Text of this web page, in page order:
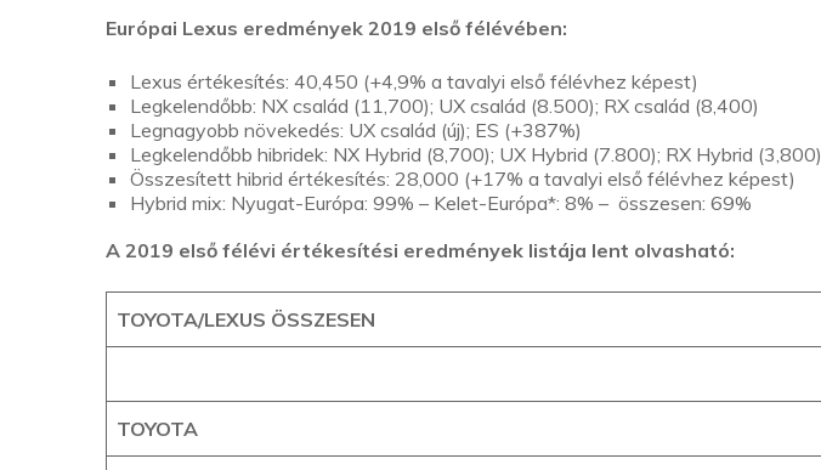
Európai Lexus eredmények 2019 első félévében:
Lexus értékesítés: 40,450 (+4,9% a tavalyi első félévhez képest)
Legkelendőbb: NX család (11,700); UX család (8.500); RX család (8,400)
Legnagyobb növekedés: UX család (új); ES (+387%)
Legkelendőbb hibridek: NX Hybrid (8,700); UX Hybrid (7.800); RX Hybrid (3,800)
Összesített hibrid értékesítés: 28,000 (+17% a tavalyi első félévhez képest)
Hybrid mix: Nyugat-Európa: 99% – Kelet-Európa*: 8% – összesen: 69%
A 2019 első félévi értékesítési eredmények listája lent olvasható:
TOYOTA/LEXUS ÖSSZESEN
TOYOTA